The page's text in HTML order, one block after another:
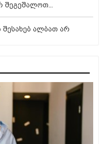
შეგეშალოთ...
შესახებ ალბათ არ